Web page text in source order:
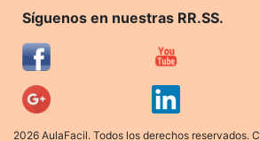
Síguenos en nuestras RR.SS.
2026 AulaFacil. Todos los derechos reservados.